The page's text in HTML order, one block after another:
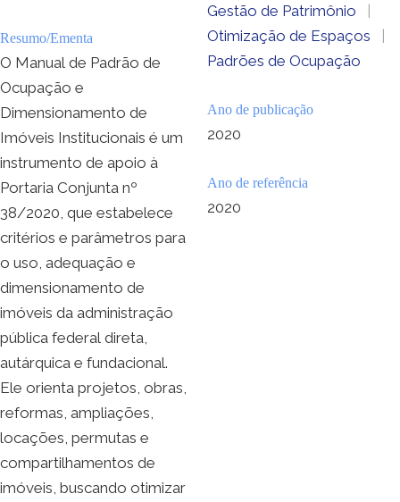
Resumo/Ementa
O Manual de Padrão de
Ocupação e
Dimensionamento de
Imóveis Institucionais é um
instrumento de apoio à
Portaria Conjunta nº
38/2020, que estabelece
critérios e parâmetros para
o uso, adequação e
dimensionamento de
imóveis da administração
pública federal direta,
autárquica e fundacional.
Ele orienta projetos, obras,
reformas, ampliações,
locações, permutas e
compartilhamentos de
imóveis, buscando otimizar
Gestão de Patrimônio
|
Otimização de Espaços
|
Padrões de Ocupação
Ano de publicação
2020
Ano de referência
2020